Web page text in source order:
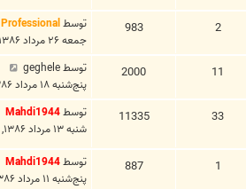
2
983 توسطProfessional
جمعه ۲۶ مرداد ۱۳۸۶, ۱۱:۴۲ ق.ظ
11
2000 توسطgeghele
پنج‌شنبه ۱۸ مرداد ۱۳۸۶, ۱:۵۲ ب.ظ
33
11335 توسطMahdi1944
شنبه ۱۳ مرداد ۱۳۸۶, ۶:۳۷ ب.ظ
1
887 توسطMahdi1944
پنج‌شنبه ۱۱ مرداد ۱۳۸۶, ۲:۳۱ ق.ظ